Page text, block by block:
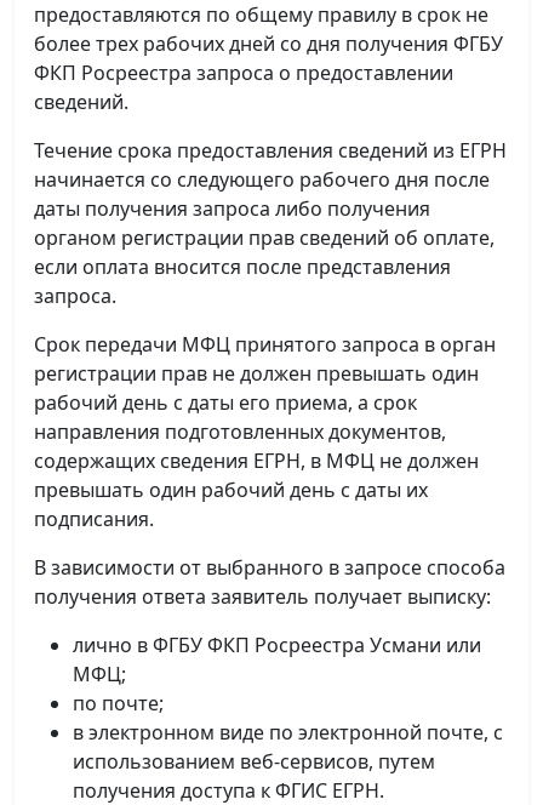
предоставляются по общему правилу в срок не
более трех рабочих дней со дня получения ФГБУ
ФКП Росреестра запроса о предоставлении
сведений.
Течение срока предоставления сведений из ЕГРН
начинается со следующего рабочего дня после
даты получения запроса либо получения
органом регистрации прав сведений об оплате,
если оплата вносится после представления
запроса.
Срок передачи МФЦ принятого запроса в орган
регистрации прав не должен превышать один
рабочий день с даты его приема, а срок
направления подготовленных документов,
содержащих сведения ЕГРН, в МФЦ не должен
превышать один рабочий день с даты их
подписания.
В зависимости от выбранного в запросе способа
получения ответа заявитель получает выписку:
лично в ФГБУ ФКП Росреестра Усмани или
МФЦ;
по почте;
в электронном виде по электронной почте, с
использованием веб-сервисов, путем
получения доступа к ФГИС ЕГРН.